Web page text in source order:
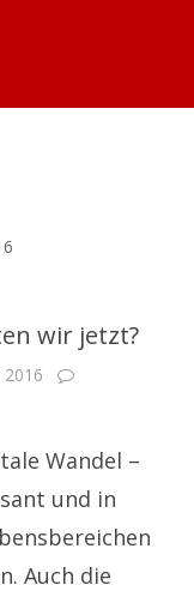
wir jetzt?
Wandel –
und in
Auch die